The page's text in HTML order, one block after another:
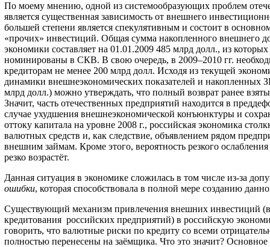
По моему мнению, одной из системообразующих проблем
является существенная зависимость от внешнего
большей степени является спекулятивным и состоит в
«прочих» инвестиций. Общая сумма накопленного внешнего
экономики составляет на 01.01.2009 485 млрд долл., из
номинированы в СКВ. В свою очередь, в 2009–2010 гг.
кредиторам не менее 200 млрд долл. Исходя из текущей
динамики внешнеэкономических показателей и накопленных
млрд долл.) можно утверждать, что полный возврат ранее
Значит, часть отечественных предприятий находится в
случае ухудшения внешнеэкономической конъюнктуры и
оттоку капитала на уровне 2008 г., российская экономика
валютных средств и, как следствие, объявлением рядом
внешним займам. Кроме этого, вероятность резкого
резко возрастёт.
Данная ситуация в экономике сложилась в том числе из-за
ошибки, которая способствовала в полной мере созданию
Существующий механизм привлечения внешних инвестиций
кредитования российских предприятий) в российскую
говорить, что валютные риски по кредиту со всеми
полностью перенесены на заёмщика. Что это значит?